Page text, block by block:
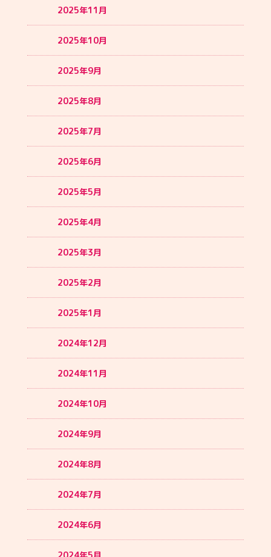
2025年11月
2025年10月
2025年9月
2025年8月
2025年7月
2025年6月
2025年5月
2025年4月
2025年3月
2025年2月
2025年1月
2024年12月
2024年11月
2024年10月
2024年9月
2024年8月
2024年7月
2024年6月